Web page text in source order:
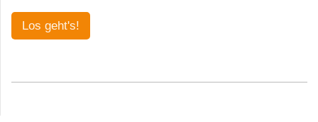
Los geht's!